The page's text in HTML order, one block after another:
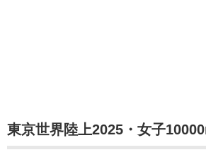
東京世界陸上2025・女子